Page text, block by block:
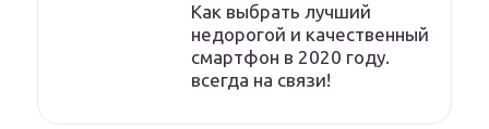
Как выбрать лучший
недорогой и качественный
смартфон в 2020 году.
всегда на связи!